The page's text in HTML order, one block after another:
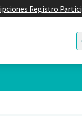
Registro